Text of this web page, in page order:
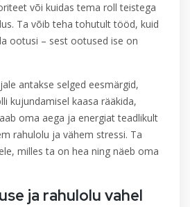
või kuidas tema roll teistega
Ta võib teha tohutult tööd, kuid
ootusi – sest ootused ise on
antakse selged eesmärgid,
kujundamisel kaasa rääkida,
oma aega ja energiat teadlikult
rahulolu ja vähem stressi. Ta
milles ta on hea ning näeb oma
ja rahulolu vahel